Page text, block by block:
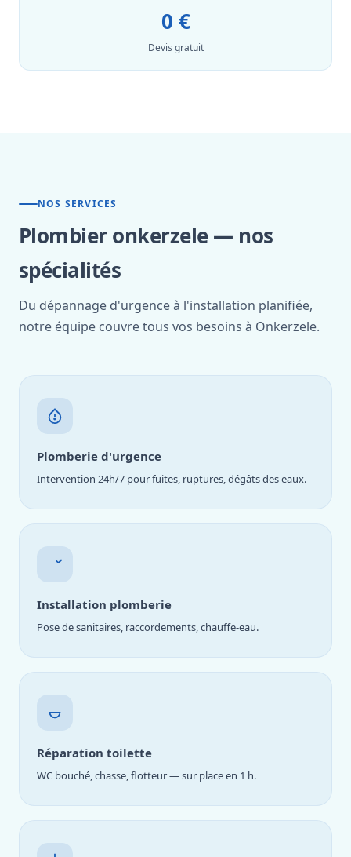
0 €
Devis gratuit
NOS SERVICES
Plombier onkerzele — nos
spécialités
Du dépannage d'urgence à l'installation planifiée,
notre équipe couvre tous vos besoins à Onkerzele.
Plomberie d'urgence
Intervention 24h/7 pour fuites, ruptures, dégâts des eaux.
Installation plomberie
Pose de sanitaires, raccordements, chauffe-eau.
Réparation toilette
WC bouché, chasse, flotteur — sur place en 1 h.